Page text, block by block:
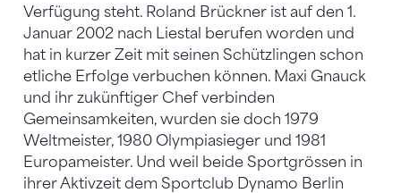
Verfügung steht. Roland Brückner ist auf den 1.
Januar 2002 nach Liestal berufen worden und
hat in kurzer Zeit mit seinen Schützlingen schon
etliche Erfolge verbuchen können. Maxi Gnauck
und ihr zukünftiger Chef verbinden
Gemeinsamkeiten, wurden sie doch 1979
Weltmeister, 1980 Olympiasieger und 1981
Europameister. Und weil beide Sportgrössen in
ihrer Aktivzeit dem Sportclub Dynamo Berlin